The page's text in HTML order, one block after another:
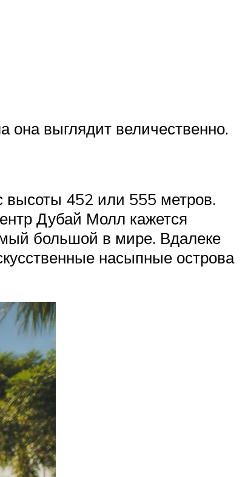
выглядит величественно.
высоты 452 или 555 метров.
Дубай Молл кажется
большой в мире. Вдалеке
насыпные острова